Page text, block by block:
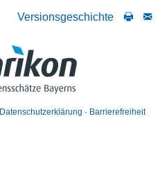
Versionsgeschichte
Datenschutzerklärung Barrierefreiheit